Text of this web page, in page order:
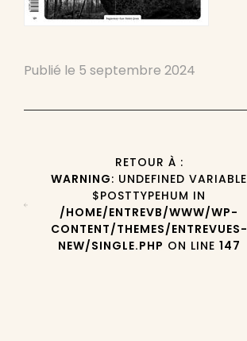
Publié le 5 septembre 2024
RETOUR À :
WARNING: UNDEFINED VARIABLE
$POSTTYPEHUM IN
/HOME/ENTREVB/WWW/WP-
CONTENT/THEMES/ENTREVUES-
NEW/SINGLE.PHP ON LINE 147